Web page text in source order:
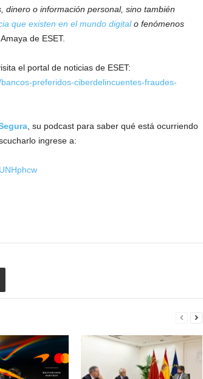
dinero o información personal, sino también
que existen en el mundo digitalo fenómenos
de ESET.
el portal de noticias de ESET:
preferidos-ciberdelincuentes-fraudes-
, su podcast para saber qué está ocurriendo
ingrese a: